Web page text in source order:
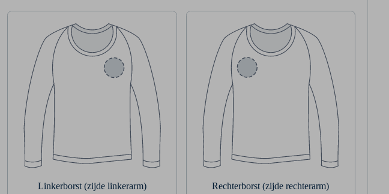
Linkerborst (zijde linkerarm) Rechterborst (zijde rechterarm)